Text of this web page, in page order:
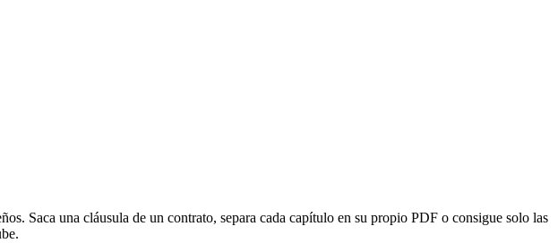
Saca una cláusula de un contrato, separa cada capítulo en su propio PDF o consigue solo las